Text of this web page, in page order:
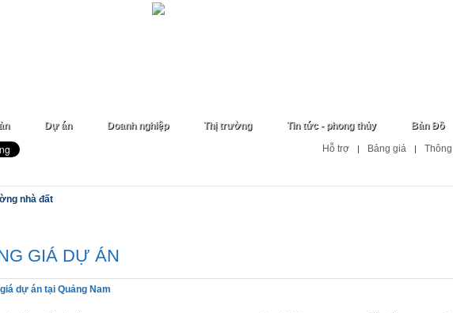
Dự án Doanh nghiệp Thị trường Tin tức - phong thủy Bản Đồ
Hỗ trợ | Bảng giá |
nhà đất
GIÁ DỰ ÁN
dự án tại Quảng Nam